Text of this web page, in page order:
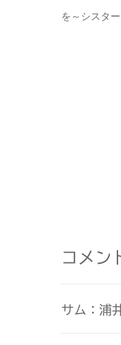
を～シスタ
コメン
サム：浦